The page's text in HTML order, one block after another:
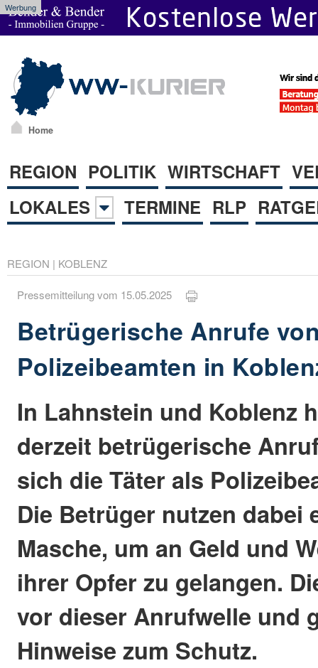
Werbung
Home
REGION POLITIK WIRTSCHAFT
LOKALES
TERMINE RLP
REGION | KOBLENZ
Pressemitteilung vom 15.05.2025
Betrügerische Anrufe
Polizeibeamten in
In Lahnstein und Koblenz
derzeit betrügerische
sich die Täter als
Die Betrüger nutzen dabei
Masche, um an Geld und
ihrer Opfer zu gelangen.
vor dieser Anrufwelle und
Hinweise zum Schutz.